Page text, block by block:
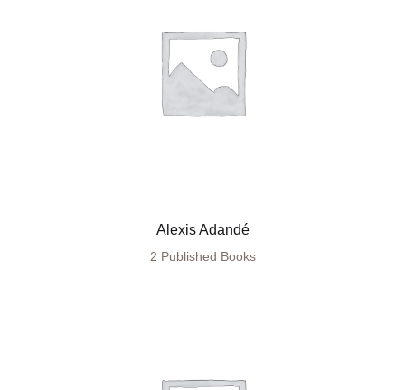
Alexis Adandé
2 Published Books